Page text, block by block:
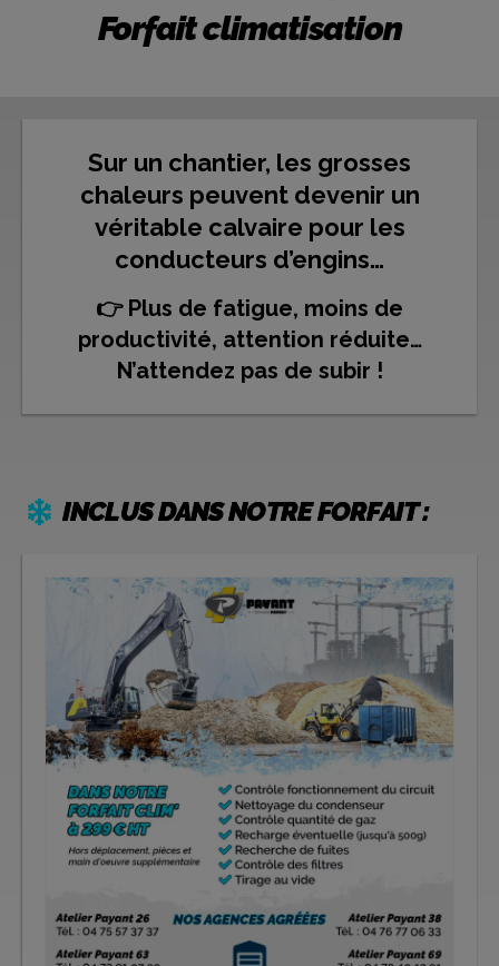
Forfait climatisation
Sur un chantier, les grosses
chaleurs peuvent devenir un
véritable calvaire pour les
conducteurs d’engins…
👉 Plus de fatigue, moins de
productivité, attention réduite…
N’attendez pas de subir !
INCLUS DANS NOTRE FORFAIT :